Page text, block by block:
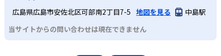
広島県広島市安佐北区可部南2丁目7-5 地図を見る
中島駅
当サイトからの問い合わせは現在できません